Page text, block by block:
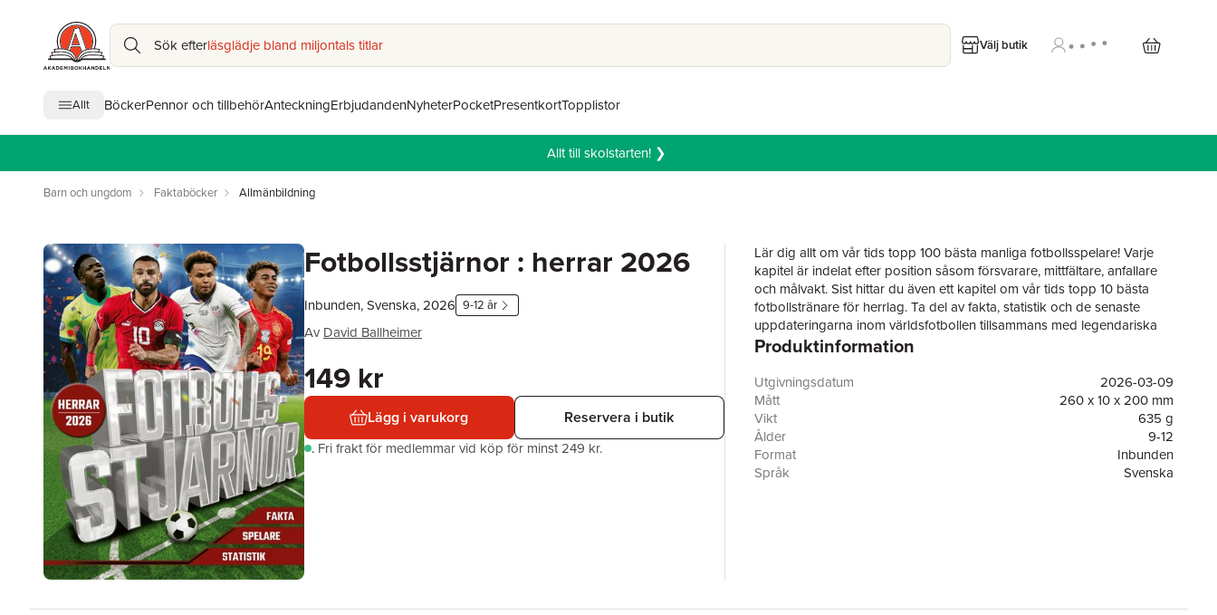
Sök efterläsglädje bland miljontals titlar Välj butik
Allt BöckerPennor och tillbehörAnteckningErbjudandenNyheterPocketPresentkortTopplistor
Allt till skolstarten! ❯
Barn och ungdom Faktaböcker Allmänbildning
Fotbollsstjärnor : herrar 2026
Inbunden, Svenska, 2026 9-12 år
Av David Ballheimer
149 kr
Lägg i varukorg Reservera i butik
. Fri frakt för medlemmar vid köp för minst 249 kr.
Lär dig allt om vår tids topp 100 bästa manliga fotbollsspelare! Varje
kapitel är indelat efter position såsom försvarare, mittfältare, anfallare
och målvakt. Sist hittar du även ett kapitel om vår tids topp 10 bästa
fotbollstränare för herrlag. Ta del av fakta, statistik och de senaste
uppdateringarna inom världsfotbollen tillsammans med legendariska
stjärnor.
Produktinformation
Utgivningsdatum
2026-03-09
Mått
260 x 10 x 200 mm
Vikt
635 g
Ålder
9-12
Format
Inbunden
Språk
Svenska